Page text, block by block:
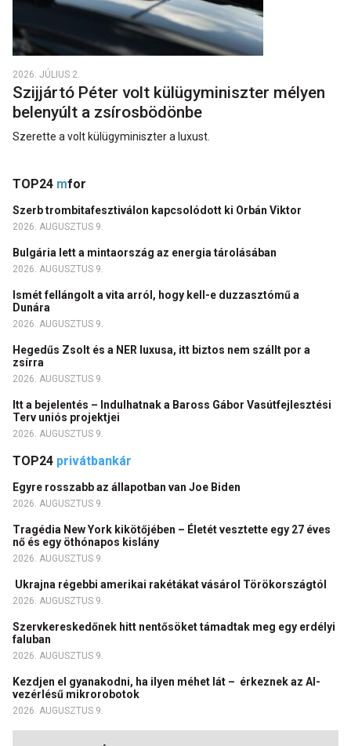
2026. JÚLIUS 2.
Szijjártó Péter volt külügyminiszter mélyen
belenyúlt a zsírosbödönbe
Szerette a volt külügyminiszter a luxust.
TOP24 mfor
Szerb trombitafesztiválon kapcsolódott ki Orbán Viktor
2026. AUGUSZTUS 9.
Bulgária lett a mintaország az energia tárolásában
2026. AUGUSZTUS 9.
Ismét fellángolt a vita arról, hogy kell-e duzzasztómű a
Dunára
2026. AUGUSZTUS 9.
Hegedűs Zsolt és a NER luxusa, itt biztos nem szállt por a
zsírra
2026. AUGUSZTUS 9.
Itt a bejelentés – Indulhatnak a Baross Gábor Vasútfejlesztési
Terv uniós projektjei
2026. AUGUSZTUS 9.
TOP24 privátbankár
Egyre rosszabb az állapotban van Joe Biden
2026. AUGUSZTUS 9.
Tragédia New York kikötőjében – Életét vesztette egy 27 éves
nő és egy öthónapos kislány
2026. AUGUSZTUS 9.
Ukrajna régebbi amerikai rakétákat vásárol Törökországtól
2026. AUGUSZTUS 9.
Szervkereskedőnek hitt nentősöket támadtak meg egy erdélyi
faluban
2026. AUGUSZTUS 9.
Kezdjen el gyanakodni, ha ilyen méhet lát – érkeznek az AI-
vezérlésű mikrorobotok
2026. AUGUSZTUS 9.